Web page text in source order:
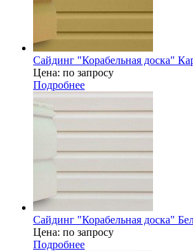
Сайдинг "Корабельная доска"
Цена: по запросу
Подробнее
Сайдинг "Корабельная доска"
Цена: по запросу
Подробнее